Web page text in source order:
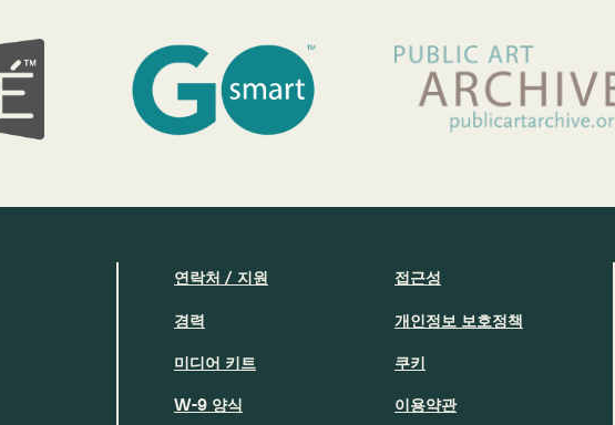
연락처 / 지원
경력
미디어 키트
W-9 양식
접근성
개인정보 보호정책
쿠키
이용약관